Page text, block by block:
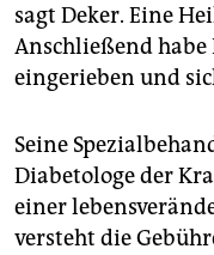
sagt Deker. Eine
Anschließend
eingerieben und
Seine
Diabetologe der
einer
versteht die